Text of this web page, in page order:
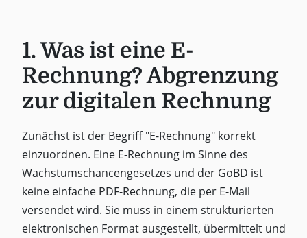
1. Was ist eine E-
Rechnung? Abgrenzung
zur digitalen Rechnung
Zunächst ist der Begriff "E-Rechnung" korrekt
einzuordnen. Eine E-Rechnung im Sinne des
Wachstumschancengesetzes und der GoBD ist
keine einfache PDF-Rechnung, die per E-Mail
versendet wird. Sie muss in einem strukturierten
elektronischen Format ausgestellt, übermittelt und